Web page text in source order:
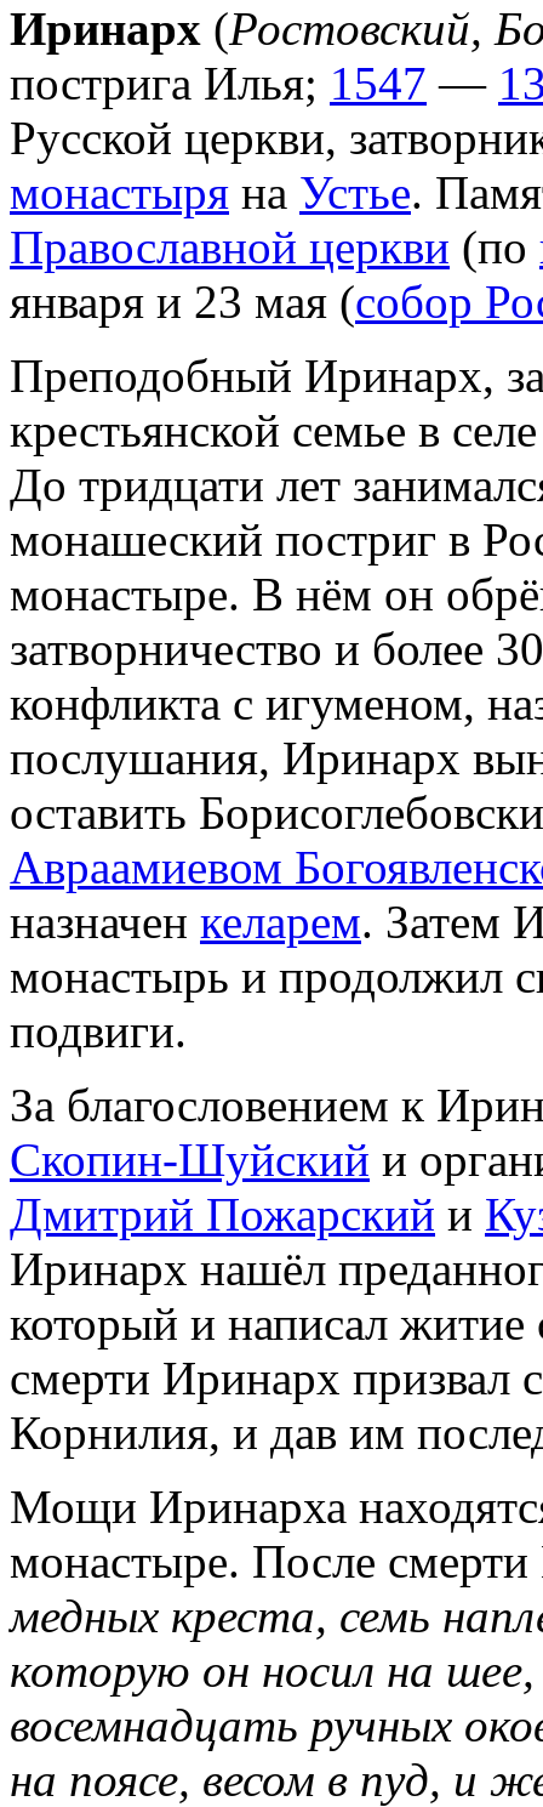
Иринарх (Ростовский,
пострига Илья; 1547 —
Русской церкви,
монастыря на Устье.
Православной церкви (по
января и 23 мая (собор
Преподобный Иринарх,
крестьянской семье в
До тридцати лет
монашеский постриг в
монастыре. В нём он
затворничество и более
конфликта с игуменом,
послушания, Иринарх
оставить
Авраамиевом
назначен келарем. Затем
монастырь и продолжил
подвиги.
За благословением к
Скопин-Шуйский и
Дмитрий Пожарский и
Иринарх нашёл
который и написал житие
смерти Иринарх призвал
Корнилия, и дав им
Мощи Иринарха
монастыре. После
медных креста, семь
которую он носил на
восемнадцать ручных
на поясе, весом в пуд, и